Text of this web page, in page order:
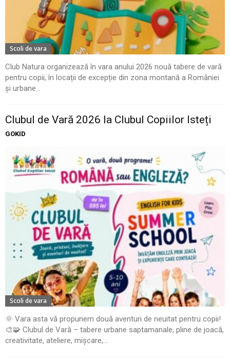
Scoli de vara
Club Natura organizează în vara anului 2026 nouă tabere de vară
pentru copii, în locații de excepție din zona montană a României
și urbane...
Clubul de Vară 2026 la Clubul Copiilor Isteți
GOKID
Scoli de vara
🌞 Vara asta vă propunem două aventuri de neuitat pentru copii!
🎨🧩 Clubul de Vară – tabere urbane saptamanale, pline de joacă,
creativitate, ateliere, mișcare,...